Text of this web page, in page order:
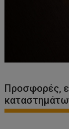
Προσφορές,